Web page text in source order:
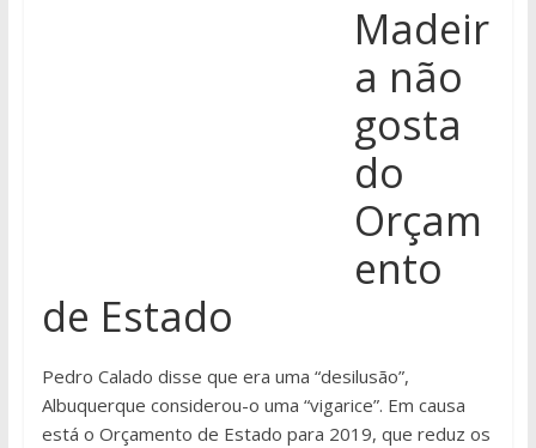
Madeir
a não
gosta
do
Orçam
ento
de Estado
Pedro Calado disse que era uma “desilusão”,
Albuquerque considerou-o uma “vigarice”. Em causa
está o Orçamento de Estado para 2019, que reduz os